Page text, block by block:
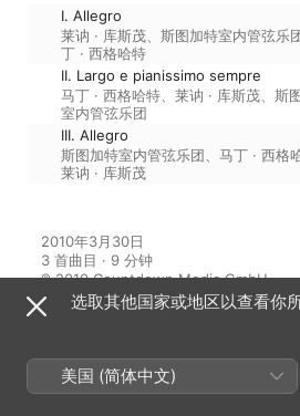
I. Allegro
莱讷 · 库斯茂
斯图加特室内管弦乐
丁 · 西格哈特
II. Largo e pianissimo sempre
马丁 · 西格哈特
莱讷 · 库斯茂
斯
室内管弦乐团
III. Allegro
斯图加特室内管弦乐团
马丁 · 西格
莱讷 · 库斯茂
2010年3月30日
3 首曲目 · 9 分钟
℗ 2010 Countdown Media GmbH
来自专辑
选取其他国家或地区以查看你
美国 (简体中文)